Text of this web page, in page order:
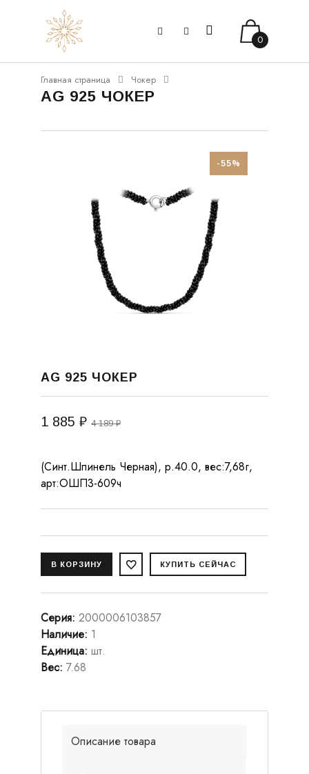
0
Главная страница Чокер
AG 925 ЧОКЕР
-55%
AG 925 ЧОКЕР
1 885 ₽ 4 189 ₽
(Синт.Шпинель Черная), р.40.0, вес:7,68г,
арт:ОШП3-609ч
Серия: 2000006103857
Наличие: 1
Единица: шт.
Вес: 7.68
Описание товара